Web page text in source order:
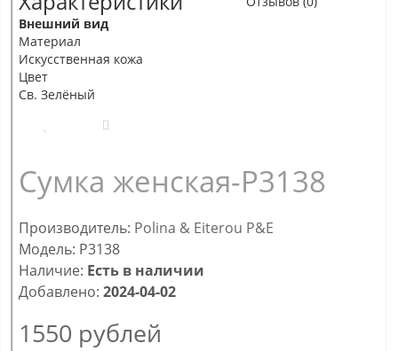
Внешний вид
Материал
Искусственная кожа
Цвет
Св. Зелёный
Сумка женская-P3138
Производитель: Polina & Eiterou P&E
Модель: P3138
Наличие: Есть в наличии
Добавлено: 2024-04-02
1550 рублей